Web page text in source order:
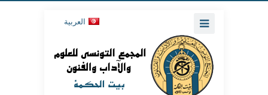
العربية